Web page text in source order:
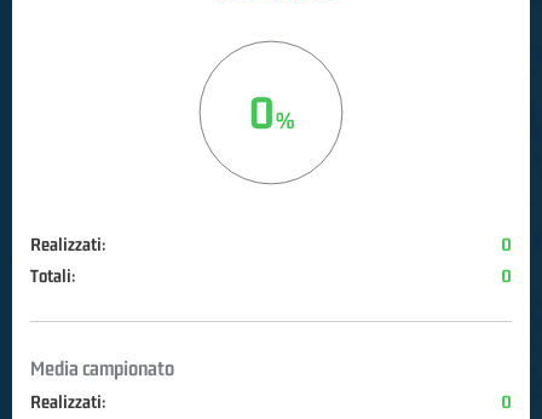
0
Realizzati:
0
Totali:
0
Media campionato
Realizzati:
0